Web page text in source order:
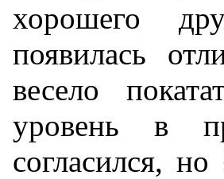
хорошего
появилась
весело
уровень в
согласился,